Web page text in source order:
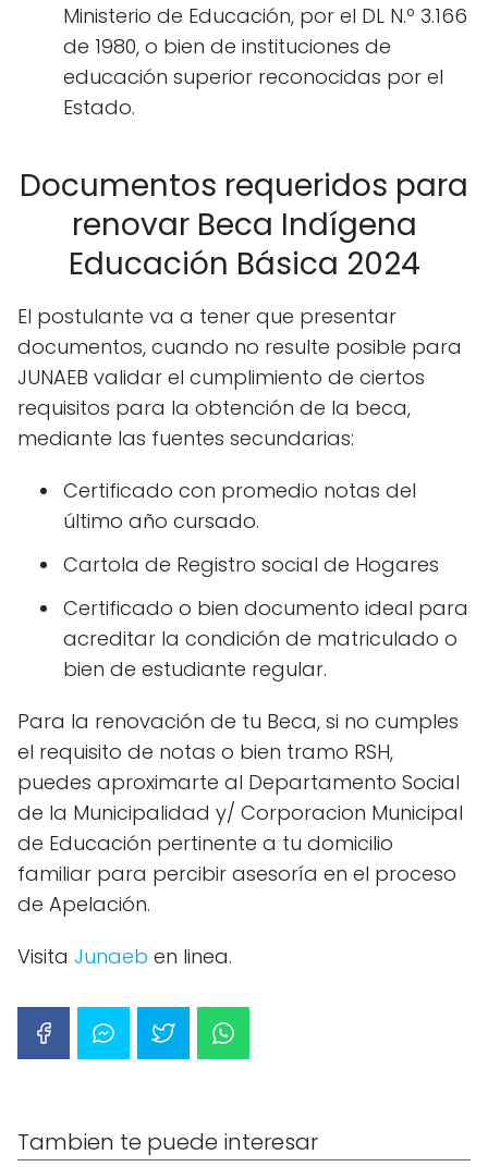
Ministerio de Educación, por el DL N.º 3.166
de 1980, o bien de instituciones de
educación superior reconocidas por el
Estado.
Documentos requeridos para
renovar Beca Indígena
Educación Básica 2024
El postulante va a tener que presentar
documentos, cuando no resulte posible para
JUNAEB validar el cumplimiento de ciertos
requisitos para la obtención de la beca,
mediante las fuentes secundarias:
Certificado con promedio notas del
último año cursado.
Cartola de Registro social de Hogares
Certificado o bien documento ideal para
acreditar la condición de matriculado o
bien de estudiante regular.
Para la renovación de tu Beca, si no cumples
el requisito de notas o bien tramo RSH,
puedes aproximarte al Departamento Social
de la Municipalidad y/ Corporacion Municipal
de Educación pertinente a tu domicilio
familiar para percibir asesoría en el proceso
de Apelación.
Visita Junaeb en linea.
Tambien te puede interesar